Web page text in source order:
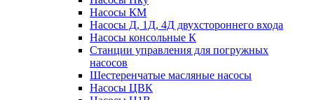
Насосы КМ
Насосы Д, 1Д, 4Д двухстороннего входа
Насосы консольные К
Станции управления для погружных
насосов
Шестеренчатые масляные насосы
Насосы ЦВК